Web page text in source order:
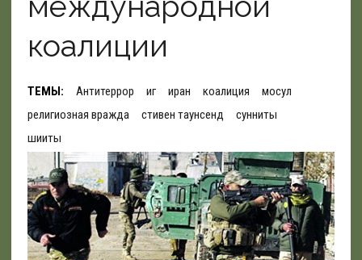
коалиции
ТЕМЫ: Антитеррор иг иран коалиция
мосул
религиозная вражда
стивен таунсенд
сунниты
шииты